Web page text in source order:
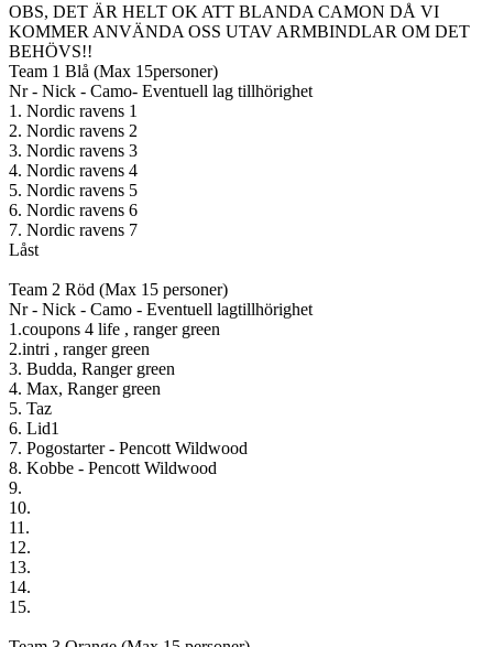
OBS, DET ÄR HELT OK ATT BLANDA CAMON DÅ VI
KOMMER ANVÄNDA OSS UTAV ARMBINDLAR OM DET
BEHÖVS!!
Team 1 Blå (Max 15personer)
Nr - Nick - Camo- Eventuell lag tillhörighet
1. Nordic ravens 1
2. Nordic ravens 2
3. Nordic ravens 3
4. Nordic ravens 4
5. Nordic ravens 5
6. Nordic ravens 6
7. Nordic ravens 7
Låst
Team 2 Röd (Max 15 personer)
Nr - Nick - Camo - Eventuell lagtillhörighet
1.coupons 4 life , ranger green
2.intri , ranger green
3. Budda, Ranger green
4. Max, Ranger green
5. Taz
6. Lid1
7. Pogostarter - Pencott Wildwood
8. Kobbe - Pencott Wildwood
9.
10.
11.
12.
13.
14.
15.